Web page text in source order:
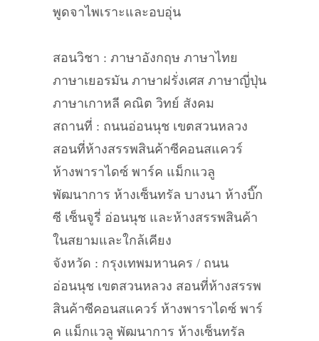
พูดจาไพเราะและอบอุ่น
สอนวิชา : ภาษาอังกฤษ ภาษาไทย
ภาษาเยอรมัน ภาษาฝรั่งเศส ภาษาญี่ปุ่น
ภาษาเกาหลี คณิต วิทย์ สังคม
สถานที่ : ถนนอ่อนนุช เขตสวนหลวง
สอนที่ห้างสรรพสินค้าซีคอนสแควร์
ห้างพาราไดซ์ พาร์ค แม็กแวลู
พัฒนาการ ห้างเซ็นทรัล บางนา ห้างบิ๊ก
ซี เซ็นจูรี่ อ่อนนุช และห้างสรรพสินค้า
ในสยามและใกล้เคียง
จังหวัด : กรุงเทพมหานคร / ถนน
อ่อนนุช เขตสวนหลวง สอนที่ห้างสรรพ
สินค้าซีคอนสแควร์ ห้างพาราไดซ์ พาร์
ค แม็กแวลู พัฒนาการ ห้างเซ็นทรัล